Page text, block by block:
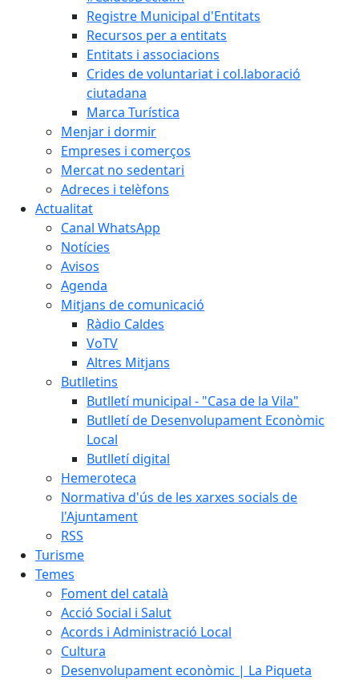
Registre Municipal d'Entitats
Recursos per a entitats
Entitats i associacions
Crides de voluntariat i col.laboració
ciutadana
Marca Turística
Menjar i dormir
Empreses i comerços
Mercat no sedentari
Adreces i telèfons
Actualitat
Canal WhatsApp
Notícies
Avisos
Agenda
Mitjans de comunicació
Ràdio Caldes
VoTV
Altres Mitjans
Butlletins
Butlletí municipal - "Casa de la Vila"
Butlletí de Desenvolupament Econòmic
Local
Butlletí digital
Hemeroteca
Normativa d'ús de les xarxes socials de
l'Ajuntament
RSS
Turisme
Temes
Foment del català
Acció Social i Salut
Acords i Administració Local
Cultura
Desenvolupament econòmic | La Piqueta